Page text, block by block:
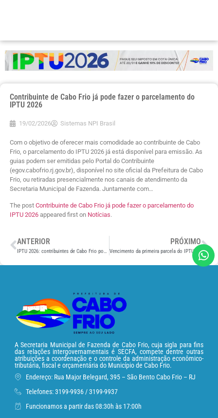
Contribuinte de Cabo Frio já pode fazer o parcelamento do
IPTU 2026
19/02/2026 Sistemas NPI Brasil
Com o objetivo de oferecer mais comodidade ao contribuinte de Cabo
Frio, o parcelamento do IPTU 2026 já está disponível para emissão. As
guias podem ser emitidas pelo Portal do Contribuinte
(egov.cabofrio.rj.gov.br), disponível no site oficial da Prefeitura de Cabo
Frio, ou retiradas presencialmente nos canais de atendimento da
Secretaria Municipal de Fazenda. Juntamente com…
The post Contribuinte de Cabo Frio já pode fazer o parcelamento do
IPTU 2026 appeared first on Notícias.
ANTERIOR
IPTU 2026: contribuintes de Cabo Frio podem pagar com desconto de 8% até sábado (31)
PRÓXIMO
A Secretaria Municipal de Fazenda de Cabo Frio, cuja sigla para fins
das relações intergovernamentais é SECFA, compete dentre outras
atribuições a coordenação e o controle da administração econômico-
tributária, fiscal e orçamentária do Município de Cabo Frio.
Endereço: Rua Major Belegard, 395 – São Bento Cabo Frio – RJ
Telefones: 3199-9936 / 3199-9937
Funcionamos a partir das 08:30h às 17:00h